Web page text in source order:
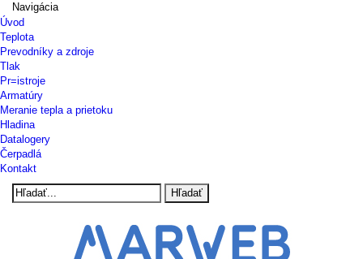
Navigácia
Úvod
Teplota
Prevodníky a zdroje
Tlak
Pr=istroje
Armatúry
Meranie tepla a prietoku
Hladina
Datalogery
Čerpadlá
Kontakt
Hľadať